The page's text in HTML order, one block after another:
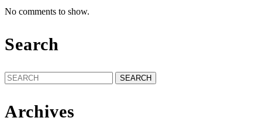
No comments to show.
Search
Search
for:
Archives